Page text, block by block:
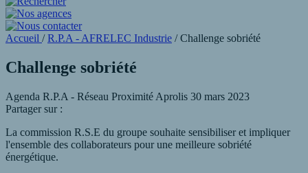
Accueil /R.P.A - AFRELEC Industrie /Challenge sobriété
Challenge sobriété
Agenda R.P.A - Réseau Proximité Aprolis 30 mars 2023
Partager sur :
La commission R.S.E du groupe souhaite sensibiliser et impliquer
l'ensemble des collaborateurs pour une meilleure sobriété
énergétique.